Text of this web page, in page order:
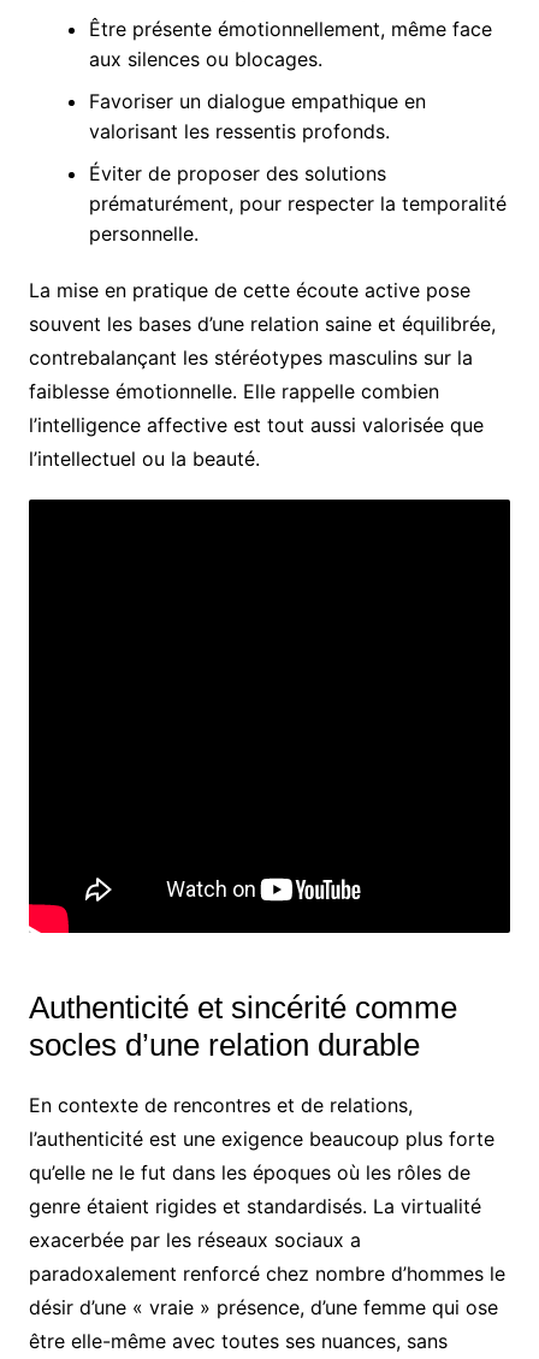
Être présente émotionnellement, même face
aux silences ou blocages.
Favoriser un dialogue empathique en
valorisant les ressentis profonds.
Éviter de proposer des solutions
prématurément, pour respecter la temporalité
personnelle.
La mise en pratique de cette écoute active pose
souvent les bases d’une relation saine et équilibrée,
contrebalançant les stéréotypes masculins sur la
faiblesse émotionnelle. Elle rappelle combien
l’intelligence affective est tout aussi valorisée que
l’intellectuel ou la beauté.
Authenticité et sincérité comme
socles d’une relation durable
En contexte de rencontres et de relations,
l’authenticité est une exigence beaucoup plus forte
qu’elle ne le fut dans les époques où les rôles de
genre étaient rigides et standardisés. La virtualité
exacerbée par les réseaux sociaux a
paradoxalement renforcé chez nombre d’hommes le
désir d’une « vraie » présence, d’une femme qui ose
être elle-même avec toutes ses nuances, sans